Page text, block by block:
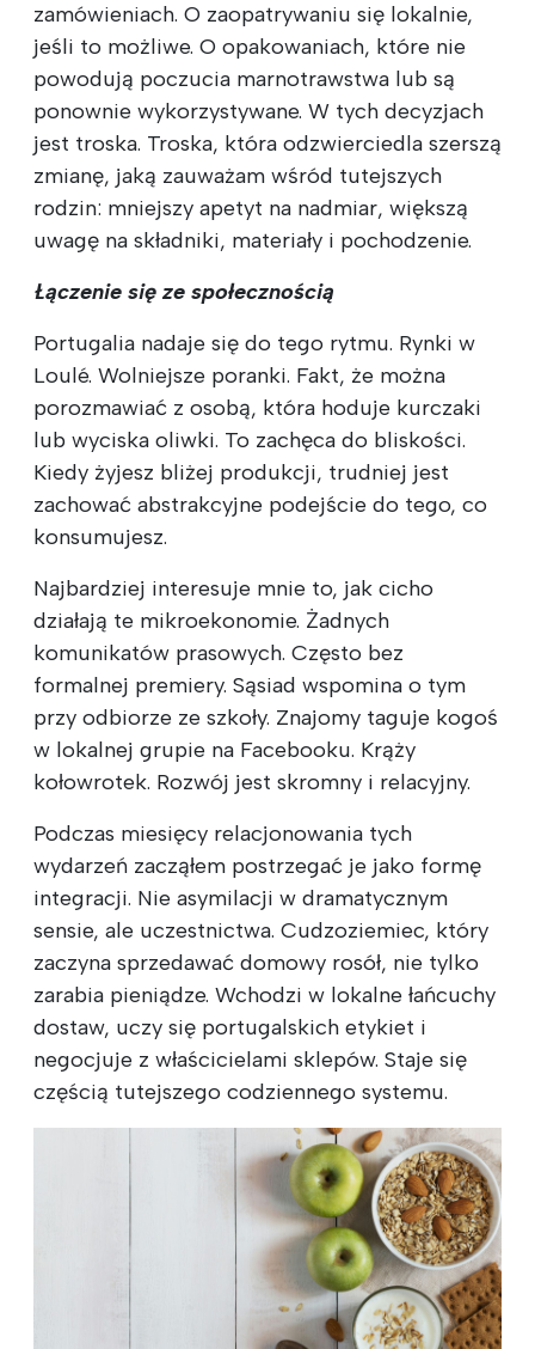
zamówieniach. O zaopatrywaniu się lokalnie,
jeśli to możliwe. O opakowaniach, które nie
powodują poczucia marnotrawstwa lub są
ponownie wykorzystywane. W tych decyzjach
jest troska. Troska, która odzwierciedla szerszą
zmianę, jaką zauważam wśród tutejszych
rodzin: mniejszy apetyt na nadmiar, większą
uwagę na składniki, materiały i pochodzenie.
Łączenie się ze społecznością
Portugalia nadaje się do tego rytmu. Rynki w
Loulé. Wolniejsze poranki. Fakt, że można
porozmawiać z osobą, która hoduje kurczaki
lub wyciska oliwki. To zachęca do bliskości.
Kiedy żyjesz bliżej produkcji, trudniej jest
zachować abstrakcyjne podejście do tego, co
konsumujesz.
Najbardziej interesuje mnie to, jak cicho
działają te mikroekonomie. Żadnych
komunikatów prasowych. Często bez
formalnej premiery. Sąsiad wspomina o tym
przy odbiorze ze szkoły. Znajomy taguje kogoś
w lokalnej grupie na Facebooku. Krąży
kołowrotek. Rozwój jest skromny i relacyjny.
Podczas miesięcy relacjonowania tych
wydarzeń zacząłem postrzegać je jako formę
integracji. Nie asymilacji w dramatycznym
sensie, ale uczestnictwa. Cudzoziemiec, który
zaczyna sprzedawać domowy rosół, nie tylko
zarabia pieniądze. Wchodzi w lokalne łańcuchy
dostaw, uczy się portugalskich etykiet i
negocjuje z właścicielami sklepów. Staje się
częścią tutejszego codziennego systemu.